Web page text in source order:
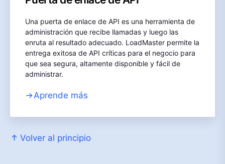
Una puerta de enlace de API es una herramienta de
administración que recibe llamadas y luego las
enruta al resultado adecuado. LoadMaster permite la
entrega exitosa de API críticas para el negocio para
que sea segura, altamente disponible y fácil de
administrar.
Aprende más
Volver al principio